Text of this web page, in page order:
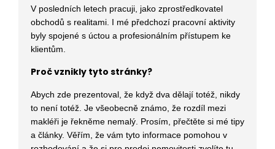
V posledních letech pracuji, jako zprostředkovatel
obchodů s realitami . I mé předchozí pracovní aktivity
byly spojené s úctou a profesionálním přístupem ke
klientům.
Proč vznikly tyto stránky?
Abych zde prezentoval, že když dva dělají totéž, nikdy
to není totéž. Je všeobecně známo, že rozdíl mezi
makléři je řekněme nemalý. Prosím, přečtěte si mé tipy
a články. Věřím, že vám tyto informace pomohou v